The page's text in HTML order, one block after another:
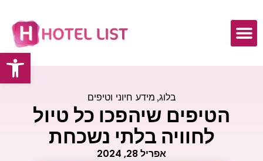
בלוג, מידע חיוני וטיפים
הטיפים שיהפכו כל טיול
לחוויה בלתי נשכחת
אפריל 28, 2024